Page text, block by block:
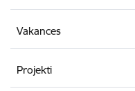
Vakances
Projekti